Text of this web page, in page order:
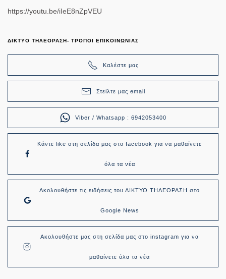
https://youtu.be/iIeE8nZpVEU
ΔΙΚΤΥΟ ΤΗΛΕΟΡΑΣΗ- ΤΡΟΠΟΙ ΕΠΙΚΟΙΝΩΝΙΑΣ
Καλέστε μας
Στείλτε μας email
Viber / Whatsapp : 6942053400
Κάντε like στη σελίδα μας στο facebook για να μαθαίνετε
όλα τα νέα
Ακολουθήστε τις ειδήσεις του ΔΙΚΤΥΟ ΤΗΛΕΟΡΑΣΗ στο
Google News
Ακολουθήστε μας στη σελίδα μας στο instagram για να
μαθαίνετε όλα τα νέα